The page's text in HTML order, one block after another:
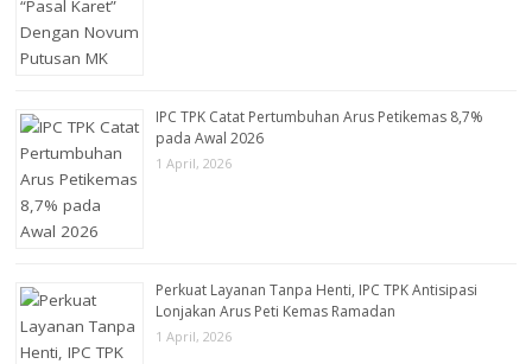
IPC TPK Catat Pertumbuhan Arus Petikemas 8,7%
pada Awal 2026
1 April, 2026
Perkuat Layanan Tanpa Henti, IPC TPK Antisipasi
Lonjakan Arus Peti Kemas Ramadan
1 April, 2026